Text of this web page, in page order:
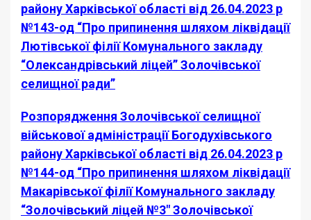
району Харківської області від 26.04.2023 р
№143-од “Про припинення шляхом ліквідації
Лютівської філії Комунального закладу
“Олександрівський ліцей” Золочівської
селищної ради”
Розпорядження Золочівської селищної
військової адміністрації Богодухівського
району Харківської області від 26.04.2023 р
№144-од “Про припинення шляхом ліквідації
Макарівської філії Комунального закладу
“Золочівський ліцей №3″ Золочівської